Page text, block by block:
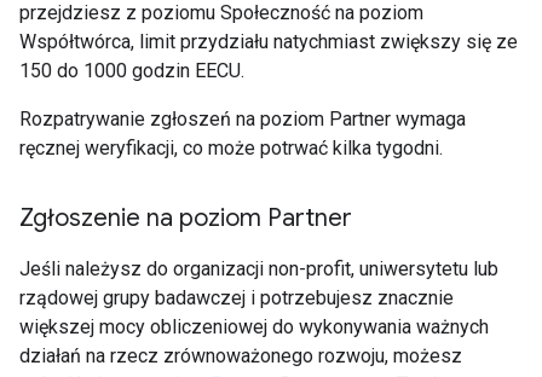
przejdziesz z poziomu Społeczność na poziom
Współtwórca, limit przydziału natychmiast zwiększy się ze
150 do 1000 godzin EECU.
Rozpatrywanie zgłoszeń na poziom Partner wymaga
ręcznej weryfikacji, co może potrwać kilka tygodni.
Zgłoszenie na poziom Partner
Jeśli należysz do organizacji non-profit, uniwersytetu lub
rządowej grupy badawczej i potrzebujesz znacznie
większej mocy obliczeniowej do wykonywania ważnych
działań na rzecz zrównoważonego rozwoju, możesz